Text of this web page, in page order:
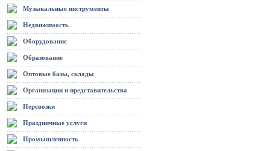
Музыкальные инструменты
Недвижимость
Оборудование
Образование
Оптовые базы, склады
Организации и представительства
Перевозки
Праздничные услуги
Промышленность